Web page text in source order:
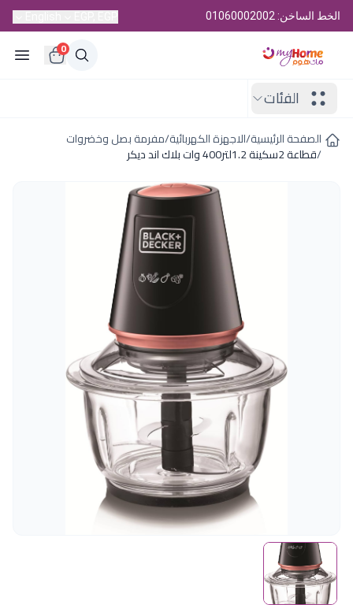
الخط الساخن: 01060002002
0
الفئات
الصفحة الرئيسية/الاجهزة الكهربائية/مفرمة بصل وخضروات
/قطاعة 2سكينة 1.2لتر400 وات بلاك اند ديكر